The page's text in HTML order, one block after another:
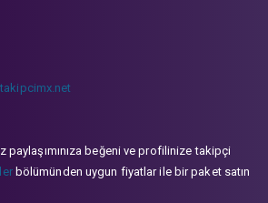
paylaşımınıza beğeni ve profilinize takipçi
bölümünden uygun fiyatlar ile bir paket satın